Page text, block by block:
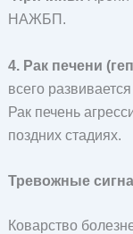
НАЖБП.
4. Рак печени
всего
Рак печень
поздних стадиях.
Тревожные
Коварство